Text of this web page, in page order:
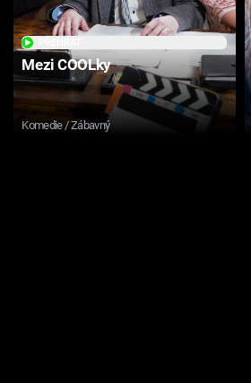
Mezi COOLky
Komedie / Zábavný